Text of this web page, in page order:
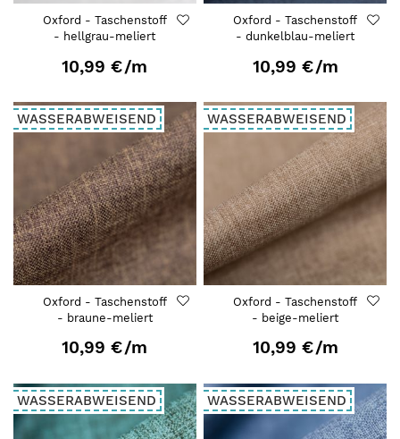
Oxford - Taschenstoff
- hellgrau-meliert
10,99 €/m
Oxford - Taschenstoff
- dunkelblau-meliert
10,99 €/m
WASSERABWEISEND
Oxford - Taschenstoff
- braune-meliert
10,99 €/m
WASSERABWEISEND
Oxford - Taschenstoff
- beige-meliert
10,99 €/m
WASSERABWEISEND WASSERABWEISEND